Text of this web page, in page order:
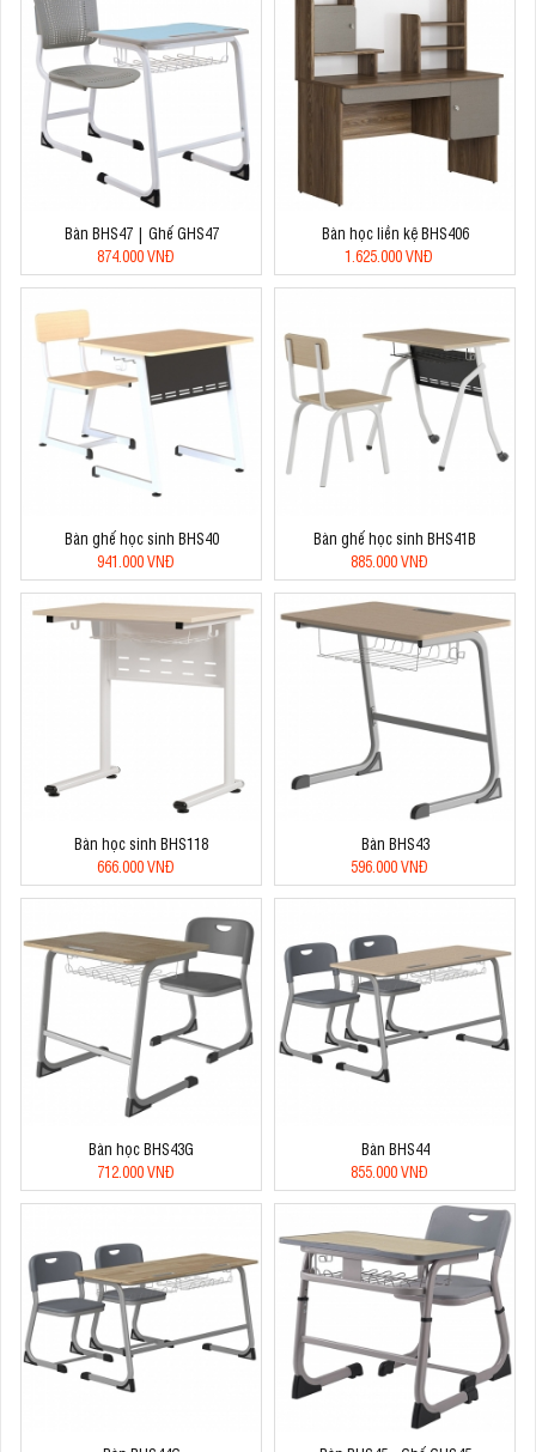
Bàn BHS47 | Ghế GHS47
874.000 VNĐ
Bàn học liền kệ BHS406
1.625.000 VNĐ
Bàn ghế học sinh BHS40
941.000 VNĐ
Bàn ghế học sinh BHS41B
885.000 VNĐ
Bàn học sinh BHS118
666.000 VNĐ
Bàn BHS43
596.000 VNĐ
Bàn học BHS43G
712.000 VNĐ
Bàn BHS44
855.000 VNĐ